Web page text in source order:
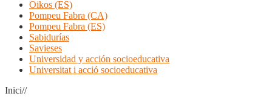
Oikos (ES)
Pompeu Fabra (CA)
Pompeu Fabra (ES)
Sabidurías
Savieses
Universidad y acción socioeducativa
Universitat i acció socioeducativa
Inici//